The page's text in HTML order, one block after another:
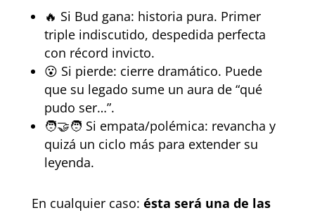
🔥 Si Bud gana: historia pura. Primer
triple indiscutido, despedida perfecta
con récord invicto.
😮 Si pierde: cierre dramático. Puede
que su legado sume un aura de “qué
pudo ser…”.
🧑‍🤝‍🧑 Si empata/polémica: revancha y
quizá un ciclo más para extender su
leyenda.
En cualquier caso: ésta será una de las